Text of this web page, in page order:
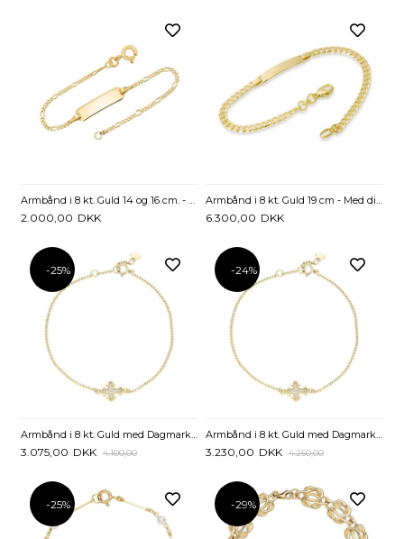
2.000,00 DKK
Armbånd i 8 kt. Guld 19 cm - Med diamantgravering
6.300,00 DKK
-25%
Armbånd i 8 kt. Guld med Dagmarkors og Zirkonia - 14 til 16 cm
3.075,00 DKK 4.100,00
-24%
Armbånd i 8 kt. Guld med Dagmarkors og Zirkonia - 16 til 18 cm
3.230,00 DKK 4.250,00
-25% -29%